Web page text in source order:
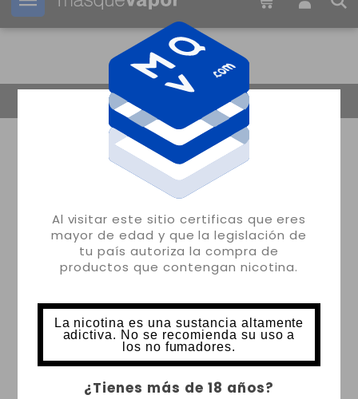
Al visitar este sitio certificas que eres
mayor de edad y que la legislación de
tu país autoriza la compra de
productos que contengan nicotina.
La nicotina es una sustancia altamente
adictiva. No se recomienda su uso a
los no fumadores.
¿Tienes más de 18 años?
Tu pedido puede ser enviado en 26m: